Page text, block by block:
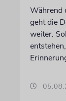
Während
geht die
weiter.